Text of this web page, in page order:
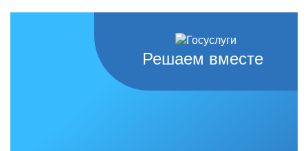
Решаем вместе